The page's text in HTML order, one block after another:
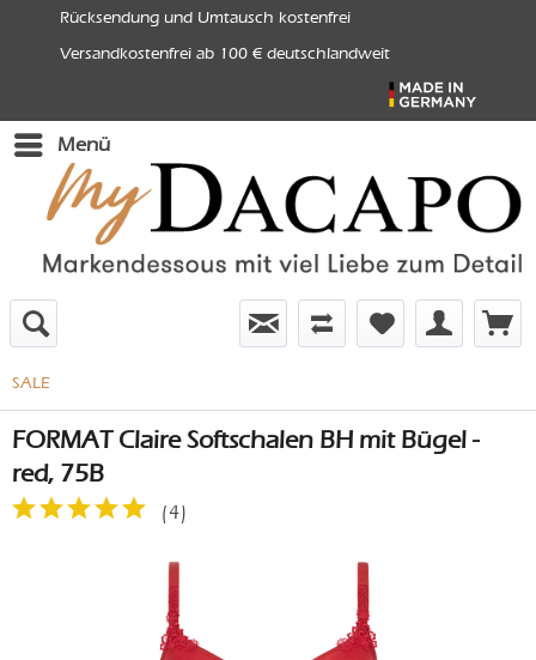
Rücksendung und Umtausch kostenfrei
Versandkostenfrei ab 100 € deutschlandweit
Menü
SALE
FORMAT Claire Softschalen BH mit Bügel -
red, 75B
(4)